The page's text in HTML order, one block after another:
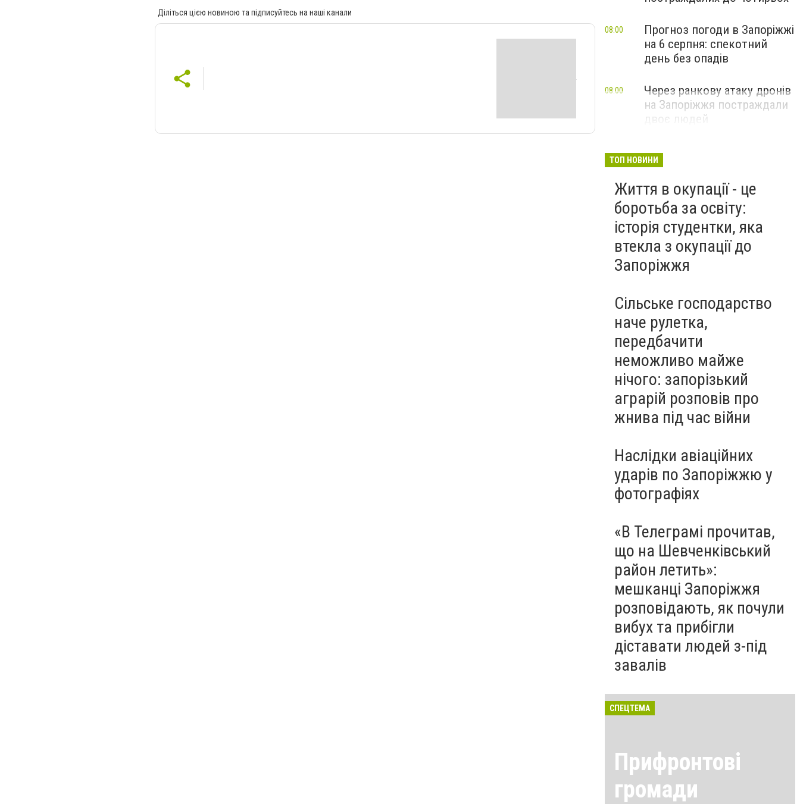
Діліться цією новиною та підписуйтесь на наші канали
Прогноз погоди в Запоріжжі
на 6 серпня: спекотний
день без опадів
08:00
Через ранкову атаку дронів
на Запоріжжя постраждали
двоє людей
08:00
ТОП НОВИНИ
Життя в окупації - це
боротьба за освіту:
історія студентки, яка
втекла з окупації до
Запоріжжя
Сільське господарство
наче рулетка,
передбачити
неможливо майже
нічого: запорізький
аграрій розповів про
жнива під час війни
Наслідки авіаційних
ударів по Запоріжжю у
фотографіях
«В Телеграмі прочитав,
що на Шевченківський
район летить»:
мешканці Запоріжжя
розповідають, як почули
вибух та прибігли
діставати людей з-під
завалів
СПЕЦТЕМА
Прифронтові
громади